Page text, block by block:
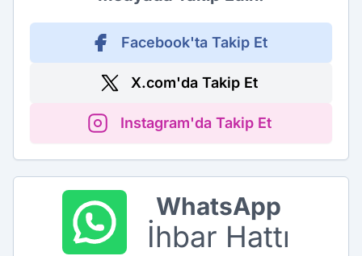
Facebook'ta Takip Et
X.com'da Takip Et
Instagram'da Takip Et
WhatsApp
İhbar Hattı